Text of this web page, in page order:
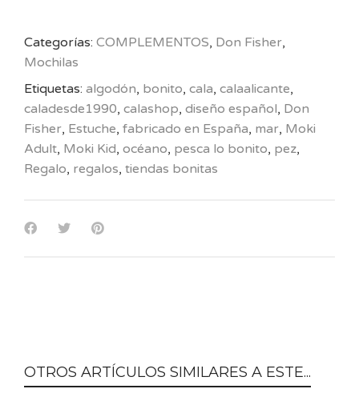
Categorías: COMPLEMENTOS, Don Fisher,
Mochilas
Etiquetas: algodón, bonito, cala, calaalicante,
caladesde1990, calashop, diseño español, Don
Fisher, Estuche, fabricado en España, mar, Moki
Adult, Moki Kid, océano, pesca lo bonito, pez,
Regalo, regalos, tiendas bonitas
OTROS ARTÍCULOS SIMILARES A ESTE...